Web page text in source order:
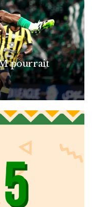
pourrait